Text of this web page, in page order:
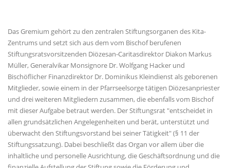
Das Gremium gehört zu den zentralen Stiftungsorganen des Kita-
Zentrums und setzt sich aus dem vom Bischof berufenen
Stiftungsratsvorsitzenden Diözesan-Caritasdirektor Diakon Markus
Müller, Generalvikar Monsignore Dr. Wolfgang Hacker und
Bischöflicher Finanzdirektor Dr. Dominikus Kleindienst als geborenen
Mitglieder, sowie einem in der Pfarrseelsorge tätigen Diözesanpriester
und drei weiteren Mitgliedern zusammen, die ebenfalls vom Bischof
mit dieser Aufgabe betraut werden. Der Stiftungsrat "entscheidet in
allen grundsätzlichen Angelegenheiten und berät, unterstützt und
überwacht den Stiftungsvorstand bei seiner Tätigkeit" (§ 11 der
Stiftungssatzung). Dabei beschließt das Organ vor allem über die
inhaltliche und personelle Ausrichtung, die Geschäftsordnung und die